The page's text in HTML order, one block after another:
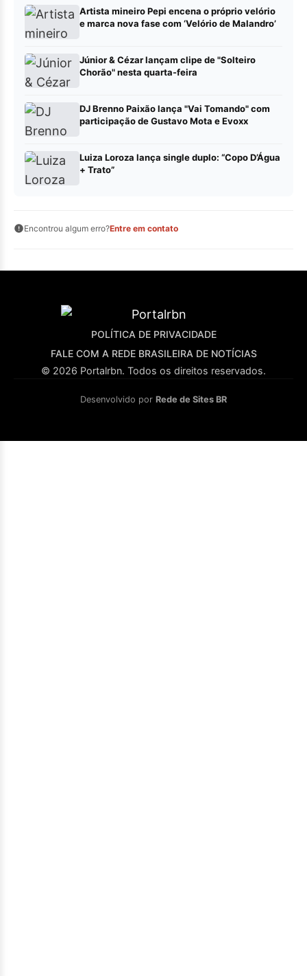
Artista mineiro Pepi encena o próprio velório
e marca nova fase com ‘Velório de Malandro’
Júnior & Cézar lançam clipe de "Solteiro
Chorão" nesta quarta-feira
DJ Brenno Paixão lança "Vai Tomando" com
participação de Gustavo Mota e Evoxx
Luiza Loroza lança single duplo: “Copo D’Água
+ Trato”
Encontrou algum erro?Entre em contato
POLÍTICA DE PRIVACIDADE
FALE COM A REDE BRASILEIRA DE NOTÍCIAS
© 2026 Portalrbn. Todos os direitos reservados.
Desenvolvido por Rede de Sites BR